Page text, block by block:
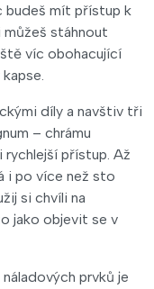
budeš mít přístup k
stáhnout
víc obohacující
díly a navštiv tři
– chrámu
rychlejší přístup. Až
i po více než sto
si chvíli na
jako objevit se v
prvků je